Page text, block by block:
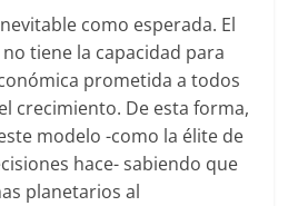
como esperada. El
tiene la capacidad para
prometida a todos
crecimiento. De esta forma,
modelo -como la élite de
hace- sabiendo que
planetarios al